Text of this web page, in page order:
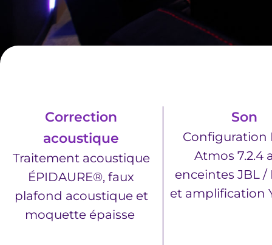
Correction
acoustique
Traitement acoustique
ÉPIDAURE®, faux
plafond acoustique et
moquette épaisse
Son
Configuration
Atmos 7.2.4
enceintes JBL /
et amplification